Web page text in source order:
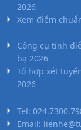
2026
Xem điểm
Công cụ tính
bạ 2026
Tổ hợp xét
2026
Tel:
Email: